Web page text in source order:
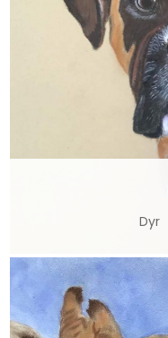
Dyr